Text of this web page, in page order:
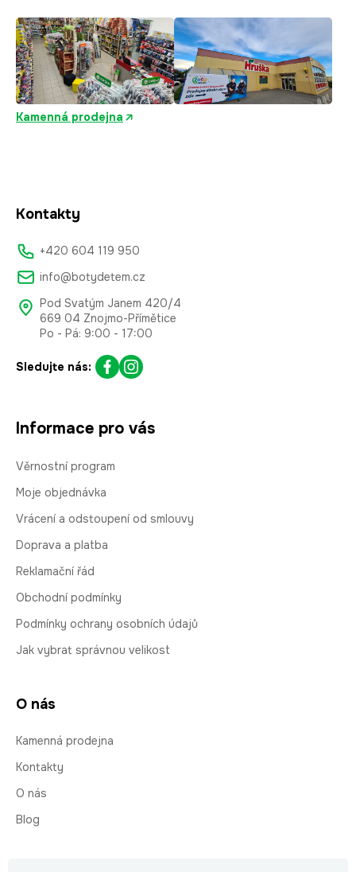
Kamenná prodejna
Kontakty
+420 604 119 950
info@botydetem.cz
Pod Svatým Janem 420/4
669 04 Znojmo-Přímětice
Po - Pá: 9:00 - 17:00
Sledujte nás:
Informace pro vás
Věrnostní program
Moje objednávka
Vrácení a odstoupení od smlouvy
Doprava a platba
Reklamační řád
Obchodní podmínky
Podmínky ochrany osobních údajů
Jak vybrat správnou velikost
O nás
Kamenná prodejna
Kontakty
O nás
Blog